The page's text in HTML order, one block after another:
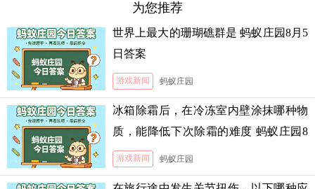
为您推荐
世界上最大的珊瑚礁群是 蚂蚁庄园8月5
日答案
游戏新闻 蚂蚁庄园
冰箱除霜后，在冷冻室内壁涂抹哪种物
质，能降低下次除霜的难度 蚂蚁庄园8
月5日答案
游戏新闻 蚂蚁庄园